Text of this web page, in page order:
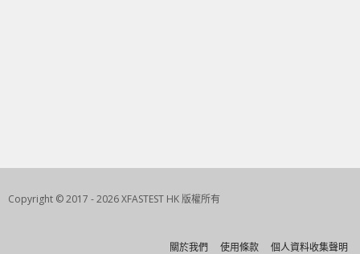
Copyright © 2017 - 2026 XFASTEST HK 版權所有
關於我們 使用條款 個人資料收集聲明